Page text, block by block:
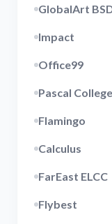
GlobalArt
Impact
Office99
Pascal College
Flamingo
Calculus
FarEast ELCC
Flybest